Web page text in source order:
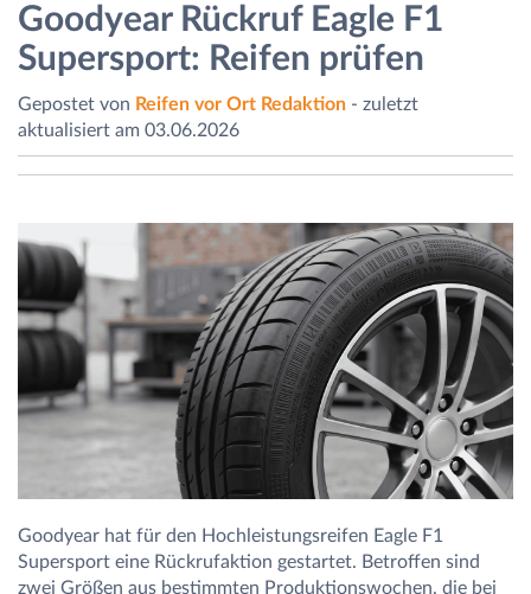
Goodyear Rückruf Eagle F1
Supersport: Reifen prüfen
Gepostet von Reifen vor Ort Redaktion - zuletzt
aktualisiert am 03.06.2026
Goodyear hat für den Hochleistungsreifen Eagle F1
Supersport eine Rückrufaktion gestartet. Betroffen sind
zwei Größen aus bestimmten Produktionswochen, die bei